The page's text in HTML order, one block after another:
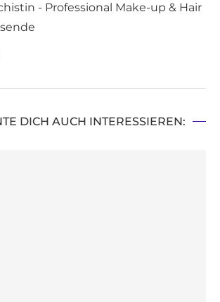
- Professional Make-up & Hair
DICH AUCH INTERESSIEREN: